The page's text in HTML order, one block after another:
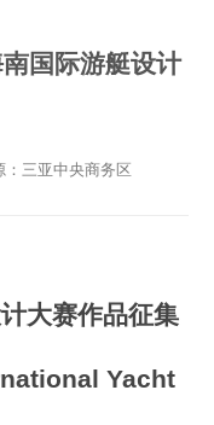
国际游艇设计
三亚中央商务区
大赛作品征集
Yacht